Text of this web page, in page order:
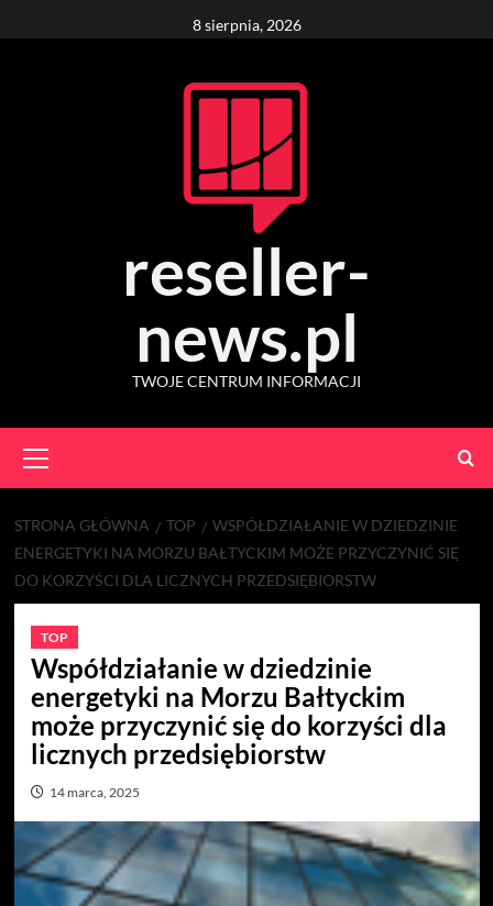
to
8 sierpnia, 2026
reseller-
news.pl
TWOJE CENTRUM INFORMACJI
Menu
STRONA GŁÓWNA TOP
WSPÓŁDZIAŁANIE W DZIEDZINIE
ENERGETYKI NA MORZU BAŁTYCKIM MOŻE PRZYCZYNIĆ SIĘ
DO KORZYŚCI DLA LICZNYCH PRZEDSIĘBIORSTW
TOP
Współdziałanie w dziedzinie
energetyki na Morzu Bałtyckim
może przyczynić się do korzyści dla
licznych przedsiębiorstw
14 marca, 2025